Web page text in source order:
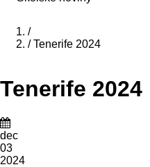
Breadcrumb
/Domov
/ Tenerife 2024
Tenerife 2024
dec
03
2024